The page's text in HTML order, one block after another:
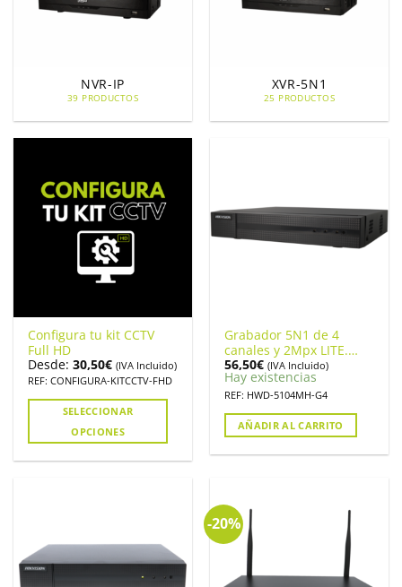
NVR-IP
39 PRODUCTOS
XVR-5N1
25 PRODUCTOS
Configura tu kit CCTV
Full HD
Desde:30,50€ (IVA Incluido)
REF: CONFIGURA-KITCCTV-FHD
SELECCIONAR
OPCIONES
Grabador 5N1 de 4
canales y 2Mpx LITE.
HIKVISION HWD-
5104MH-G4
56,50€ (IVA Incluido)
Hay existencias
REF: HWD-5104MH-G4
AÑADIR AL CARRITO
-20%